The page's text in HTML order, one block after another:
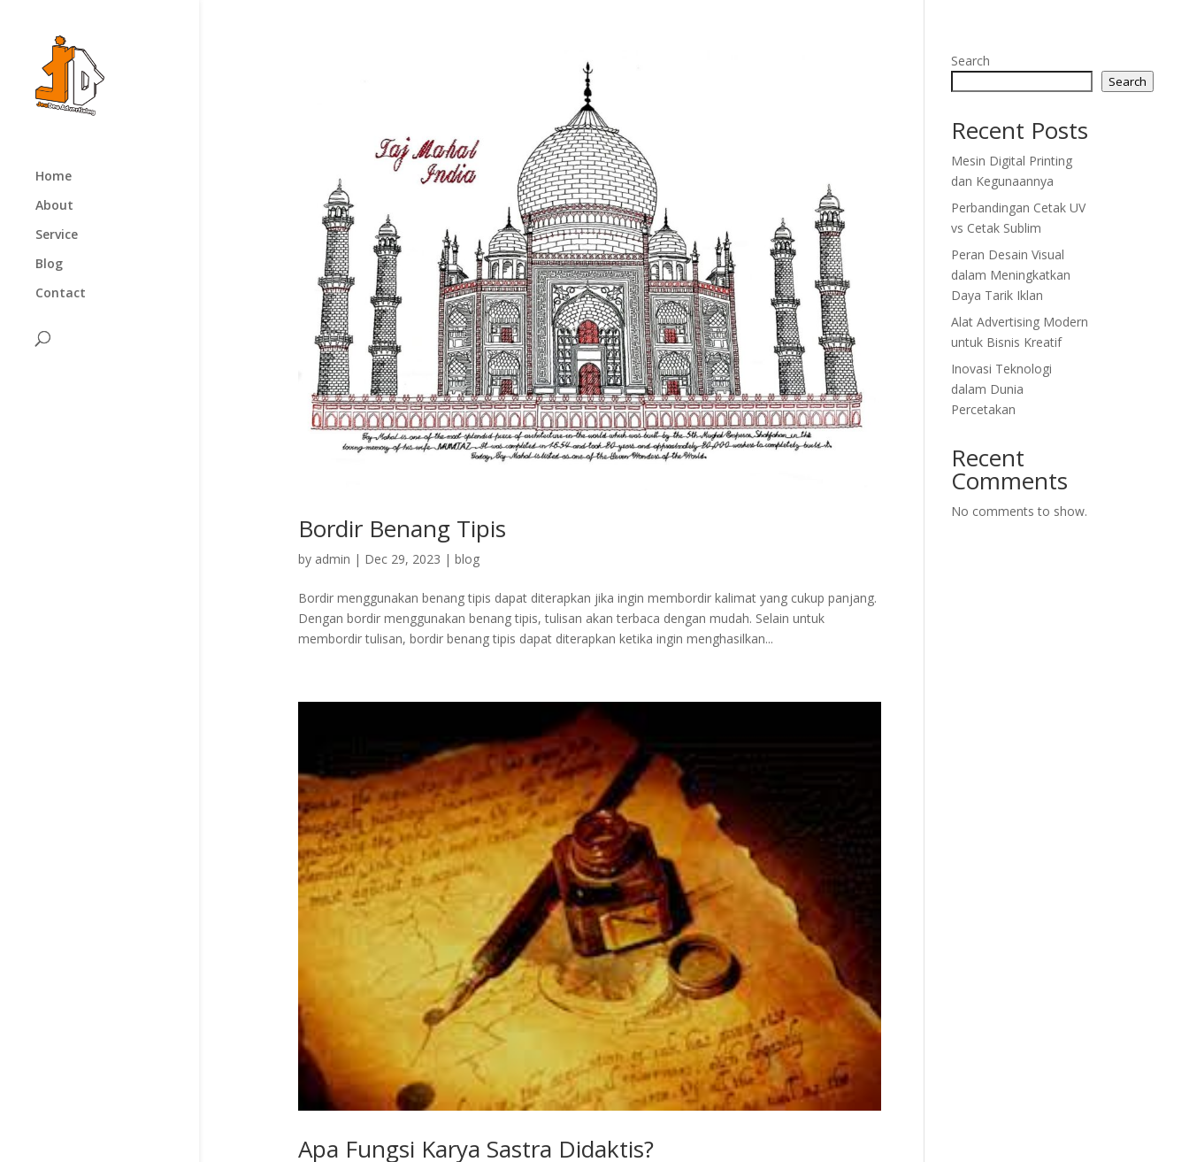
Home
About
Service
Blog
Contact
Bordir Benang Tipis
by admin | Dec 29, 2023 | blog
Bordir menggunakan benang tipis dapat diterapkan jika ingin membordir kalimat yang cukup panjang.
Dengan bordir menggunakan benang tipis, tulisan akan terbaca dengan mudah. Selain untuk
membordir tulisan, bordir benang tipis dapat diterapkan ketika ingin menghasilkan...
Apa Fungsi Karya Sastra Didaktis?
Search
Search
Recent Posts
Mesin Digital Printing
dan Kegunaannya
Perbandingan Cetak UV
vs Cetak Sublim
Peran Desain Visual
dalam Meningkatkan
Daya Tarik Iklan
Alat Advertising Modern
untuk Bisnis Kreatif
Inovasi Teknologi
dalam Dunia
Percetakan
Recent
Comments
No comments to show.